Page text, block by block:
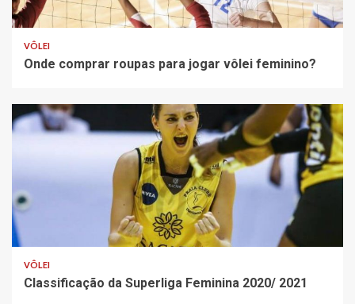
VÔLEI
Onde comprar roupas para jogar vôlei feminino?
VÔLEI
Classificação da Superliga Feminina 2020/ 2021